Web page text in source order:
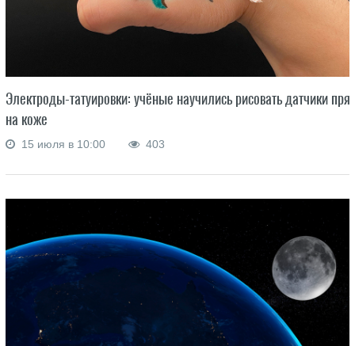
Электроды-татуировки: учёные научились рисовать датчики
на коже
15 июля в 10:00 403